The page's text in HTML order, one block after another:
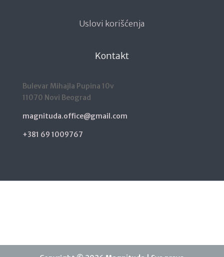
Uslovi korišćenja
Kontakt
Bulevar Mihajla Pupina 10v
11070 Novi Beograd
magnituda.office@gmail.com
+381 69 1009767